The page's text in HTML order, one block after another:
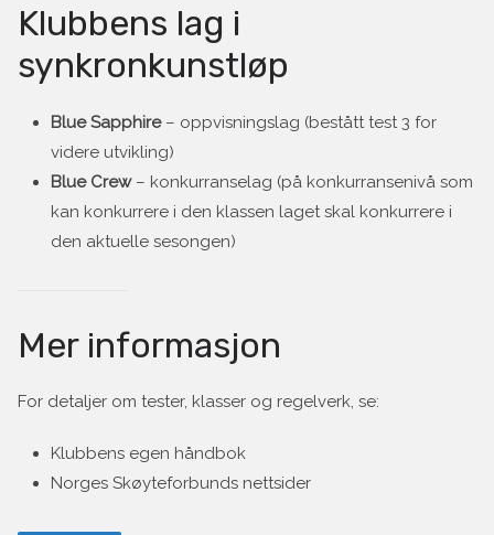
Klubbens lag i
synkronkunstløp
Blue Sapphire– oppvisningslag (bestått test 3 for
videre utvikling)
Blue Crew– konkurranselag (på konkurransenivå som
kan konkurrere i den klassen laget skal konkurrere i
den aktuelle sesongen)
Mer informasjon
For detaljer om tester, klasser og regelverk, se:
Klubbens egen håndbok
Norges Skøyteforbunds nettsider